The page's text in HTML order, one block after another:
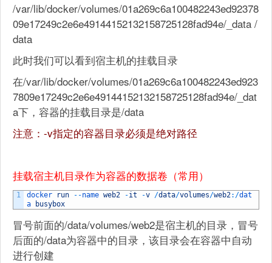
/var/lib/docker/volumes/01a269c6a100482243ed92378
09e17249c2e6e49144152132158725128fad94e/_data /
data
此时我们可以看到宿主机的挂载目录
在/var/lib/docker/volumes/01a269c6a100482243ed923
7809e17249c2e6e49144152132158725128fad94e/_dat
a下，容器的挂载目录是/data
注意：-v指定的容器目录必须是绝对路径
挂载宿主机目录作为容器的数据卷（常用）
1 docker run --name web2 -it -v /data/volumes/web2: /dat
a
busybox
冒号前面的/data/volumes/web2是宿主机的目录，冒号
后面的/data为容器中的目录，该目录会在容器中自动
进行创建